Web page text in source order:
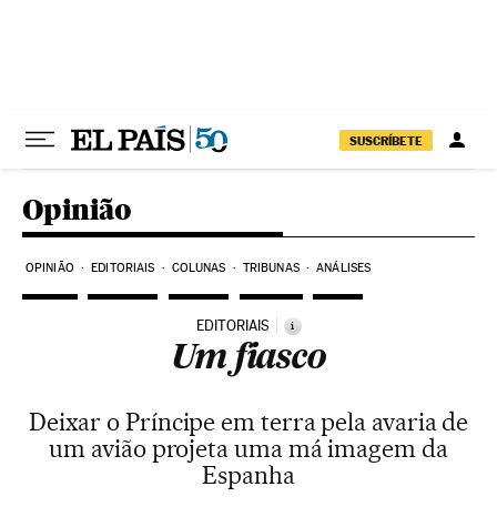
SUSCRÍBETE
Opinião
OPINIÃO EDITORIAIS COLUNAS TRIBUNAS ANÁLISES
EDITORIAIS i
Um fiasco
Deixar o Príncipe em terra pela avaria de
um avião projeta uma má imagem da
Espanha